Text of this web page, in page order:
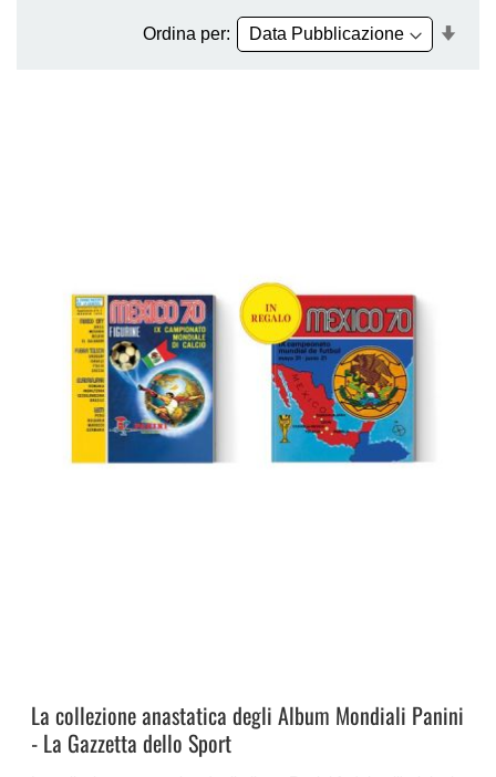
Ordina per:
La collezione anastatica degli Album Mondiali Panini
- La Gazzetta dello Sport